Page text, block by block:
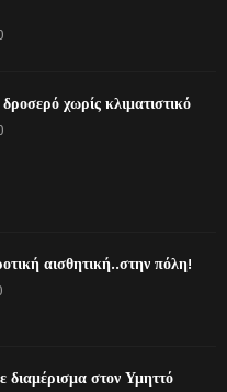
χωρίς κλιματιστικό
αισθητική..στην πόλη!
διαμέρισμα στον Υμηττό